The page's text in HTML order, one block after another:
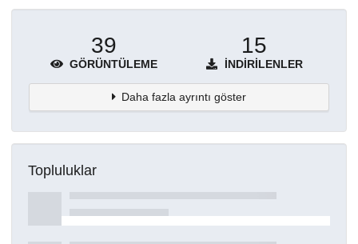
39
GÖRÜNTÜLEME
15
İNDIRILENLER
Daha fazla ayrıntı göster
Topluluklar